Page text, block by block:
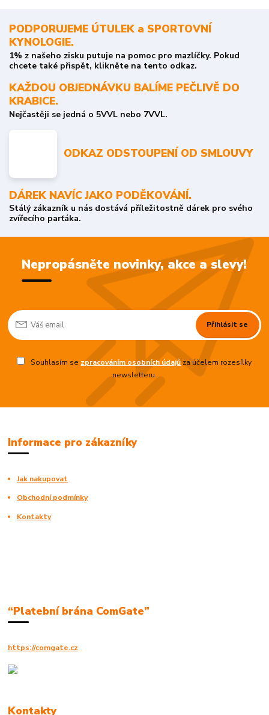
PODPORUJEME ÚTULEK a SPORTOVNÍ
KYNOLOGIE.
1% z našeho zisku putuje na pomoc pro mazlíčky. Pokud
chcete také přispět, klikněte na tento odkaz.
KAŽDOU OBJEDNÁVKU BALÍME PEČLIVĚ DO
KRABICE.
Nejčastěji se jedná o 5VVL nebo 7VVL.
ODKAZ ODSTOUPENÍ OD SMLOUVY
DÁREK NAVÍC JAKO PODĚKOVÁNÍ.
Stálý zákazník u nás dostává příležitostně dárek pro svého
zvířecího parťáka.
Nepropásněte novinky, akce a slevy!
Přihlásit se
Souhlasím se zpracováním osobních údajůza účelem rozesílky
newsletteru.
Informace pro zákazníky
Jak nakupovat
Obchodní podmínky
Kontakty
“Platební brána ComGate”
https://comgate.cz
Kontakty